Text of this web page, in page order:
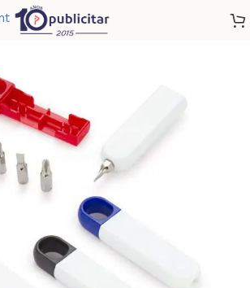
SET DE HERRAMIENTAS HOOK